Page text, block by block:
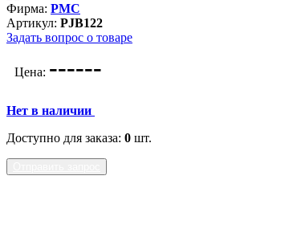
Фирма: PMC
Артикул: PJB122
Задать вопрос о товаре
Цена: ------
Нет в наличии
Доступно для заказа: 0 шт.